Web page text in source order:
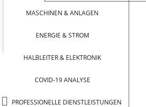
MASCHINEN & ANLAGEN
ENERGIE & STROM
HALBLEITER & ELEKTRONIK
COVID-19 ANALYSE
PROFESSIONELLE DIENSTLEISTUNGEN